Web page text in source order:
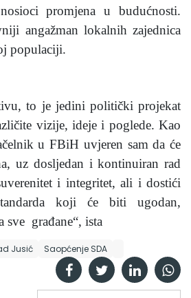
promjena u budućnosti.
angažman lokalnih zajednica
populaciji.
to je jedini politički projekat
vizije, ideje i poglede. Kao
u FBiH uvjeren sam da će
uz dosljedan i kontinuiran rad
i integritet, ali i dostići
koji će biti ugodan,
sve građane“, ista
Jusić Saopćenje SDA